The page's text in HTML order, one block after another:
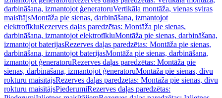
darbināšana, izmantojot ģeneratoruVertikāla montāža, vienas sviras
maisītājsMontāža pie sienas, darbināšana, izmantojot
elektrotīkluRezerves daļas paredzētas: Montāža pie sienas,
darbināšana, izmantojot elektrotīkluMontāža pie sienas, darbināšana,
izmantojot baterijasRezerves daļas paredzētas: Montāža pie sienas,
darbināšana, izmantojot baterijasMontāža pie sienas, darbināšana,
izmantojot ģeneratoruRezerves daļas paredzētas: Montāža pie
sienas, darbināšana, izmantojot ģeneratoruMontāža pie sienas, divu
rokturu maisītājsRezerves daļas paredzētas: Montāža pie sienas, divu
rokturu maisītājsPiederumiRezerves daļas paredzētas: